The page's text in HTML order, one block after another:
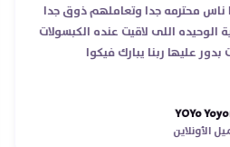
محترمه جدا وتعاملهم ذوق جدا
اللى لاقيت عنده الكبسولات
عليها ربنا يبارك فيكوا
YOYo